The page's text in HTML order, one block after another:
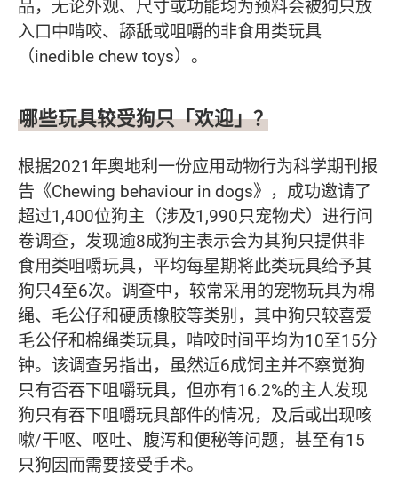
品，无论外观、尺寸或功能均为预料会被狗只放
入口中啃咬、舔舐或咀嚼的非食用类玩具
（inedible chew toys）。
哪些玩具较受狗只「欢迎」？
根据2021年奥地利一份应用动物行为科学期刊报
告《Chewing behaviour in dogs》，成功邀请了
超过1,400位狗主（涉及1,990只宠物犬）进行问
卷调查，发现逾8成狗主表示会为其狗只提供非
食用类咀嚼玩具，平均每星期将此类玩具给予其
狗只4至6次。调查中，较常采用的宠物玩具为棉
绳、毛公仔和硬质橡胶等类别，其中狗只较喜爱
毛公仔和棉绳类玩具，啃咬时间平均为10至15分
钟。该调查另指出，虽然近6成饲主并不察觉狗
只有否吞下咀嚼玩具，但亦有16.2%的主人发现
狗只有吞下咀嚼玩具部件的情况，及后或出现咳
嗽/干呕、呕吐、腹泻和便秘等问题，甚至有15
只狗因而需要接受手术。